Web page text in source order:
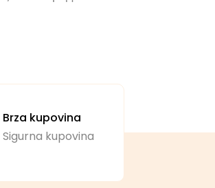
Brza kupovina
Sigurna kupovina